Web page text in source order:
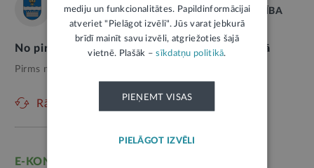
DAUGAVPILS VALSTSPILSĒTAS PAŠVALDĪBA
No pirmdienas ierobežos satiksmi Viestura ielā
Pirms nedēļas,
Rādīt vēl
E-KONSULTĀCIJAS
mediju un funkcionalitātes. Papildinformācijai
atveriet "Pielāgot izvēli". Jūs varat jebkurā
brīdī mainīt savu izvēli, atgriežoties šajā
vietnē. Plašāk –sīkdatņu politikā.
PIEŅEMT VISAS
PIELĀGOT IZVĒLI